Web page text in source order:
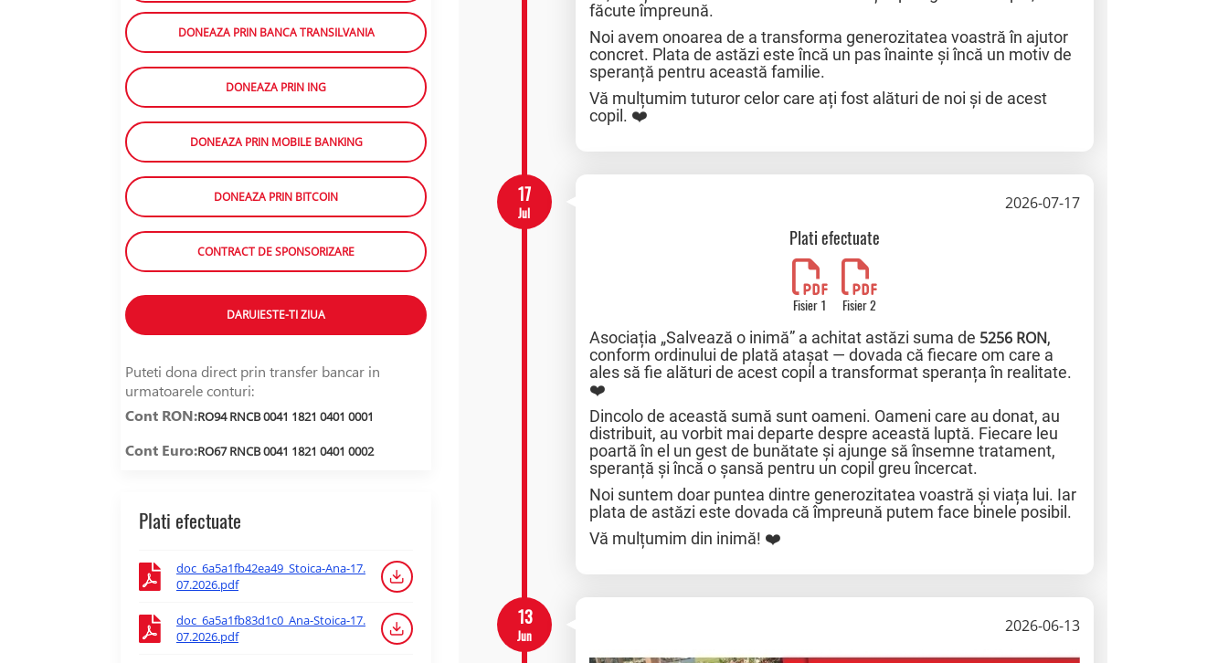
DONEAZA PRIN BANCA TRANSILVANIA
DONEAZA PRIN ING
DONEAZA PRIN MOBILE BANKING
DONEAZA PRIN BITCOIN
CONTRACT DE SPONSORIZARE
DARUIESTE-TI ZIUA
Puteti dona direct prin transfer bancar in
urmatoarele conturi:
Cont RON:RO94 RNCB 0041 1821 0401 0001
Cont Euro:RO67 RNCB 0041 1821 0401 0002
Plati efectuate
doc_6a5a1fb42ea49_Stoica-Ana-17.
07.2026.pdf
doc_6a5a1fb83d1c0_Ana-Stoica-17.
07.2026.pdf
făcute împreună.
Noi avem onoarea de a transforma generozitatea voastră în ajutor
concret. Plata de astăzi este încă un pas înainte și încă un motiv de
speranță pentru această familie.
Vă mulțumim tuturor celor care ați fost alături de noi și de acest
copil. ❤️
17
Jul 2026-07-17
Plati efectuate
Fisier 1 Fisier 2
Asociația „Salvează o inimă” a achitat astăzi suma de 5256 RON,
conform ordinului de plată atașat — dovada că fiecare om care a
ales să fie alături de acest copil a transformat speranța în realitate.
❤️
Dincolo de această sumă sunt oameni. Oameni care au donat, au
distribuit, au vorbit mai departe despre această luptă. Fiecare leu
poartă în el un gest de bunătate și ajunge să însemne tratament,
speranță și încă o șansă pentru un copil greu încercat.
Noi suntem doar puntea dintre generozitatea voastră și viața lui. Iar
plata de astăzi este dovada că împreună putem face binele posibil.
Vă mulțumim din inimă! ❤️
13
Jun 2026-06-13